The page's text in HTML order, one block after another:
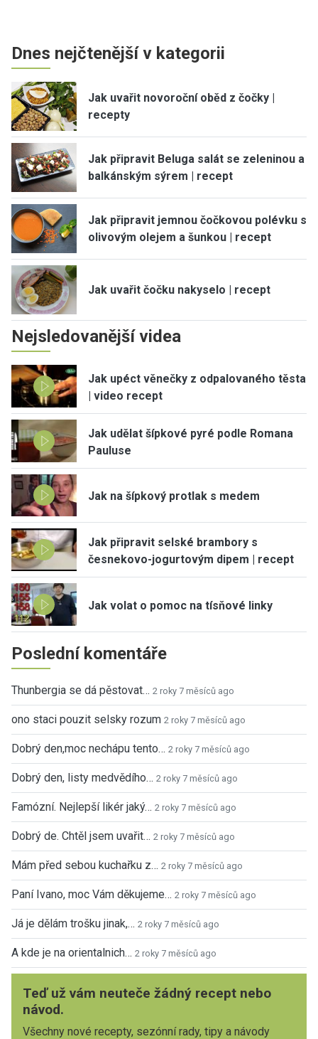
Dnes nejčtenější v kategorii
Jak uvařit novoroční oběd z čočky |
recepty
Jak připravit Beluga salát se zeleninou a
balkánským sýrem | recept
Jak připravit jemnou čočkovou polévku s
olivovým olejem a šunkou | recept
Jak uvařit čočku nakyselo | recept
Nejsledovanější videa
Jak upéct věnečky z odpalovaného těsta
| video recept
Jak udělat šípkové pyré podle Romana
Pauluse
Jak na šípkový protlak s medem
Jak připravit selské brambory s
česnekovo-jogurtovým dipem | recept
Jak volat o pomoc na tísňové linky
Poslední komentáře
Thunbergia se dá pěstovat… 2 roky 7 měsíců ago
ono staci pouzit selsky rozum 2 roky 7 měsíců ago
Dobrý den,moc nechápu tento… 2 roky 7 měsíců ago
Dobrý den, listy medvědího… 2 roky 7 měsíců ago
Famózní. Nejlepší likér jaký… 2 roky 7 měsíců ago
Dobrý de. Chtěl jsem uvařit… 2 roky 7 měsíců ago
Mám před sebou kuchařku z… 2 roky 7 měsíců ago
Paní Ivano, moc Vám děkujeme… 2 roky 7 měsíců ago
Já je dělám trošku jinak,… 2 roky 7 měsíců ago
A kde je na orientalnich… 2 roky 7 měsíců ago
Teď už vám neuteče žádný recept nebo
návod.
Všechny nové recepty, sezónní rady, tipy a návody